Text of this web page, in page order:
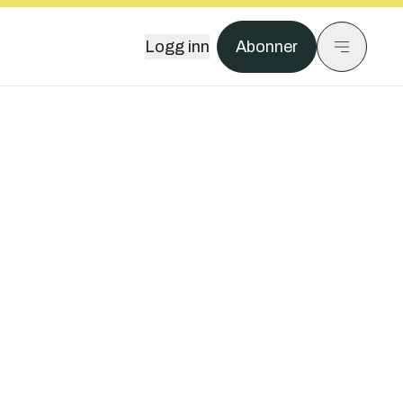
Logg inn Abonner